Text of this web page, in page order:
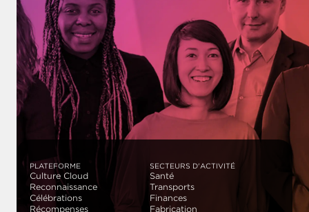
PLATEFORME
Culture Cloud
Reconnaissance
Célébrations
Récompenses
SECTEURS D'ACTIVITÉ
Santé
Transports
Finances
Fabrication